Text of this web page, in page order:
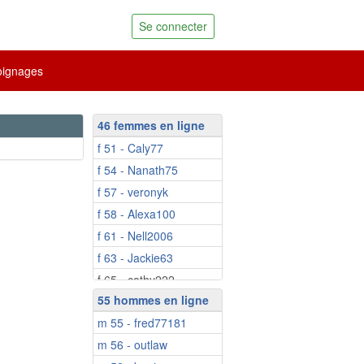
Se connecter
46 femmes en ligne
f 51 - Caly77
f 54 - Nanath75
f 57 - veronyk
f 58 - Alexa100
f 61 - Nell2006
f 63 - Jackie63
f 65 - cathy222
f 66 - YEUX_VERTS_27
f 66 - Caterina2a
f 67 - Neuvie
55 hommes en ligne
m 55 - fred77181
m 56 - outlaw